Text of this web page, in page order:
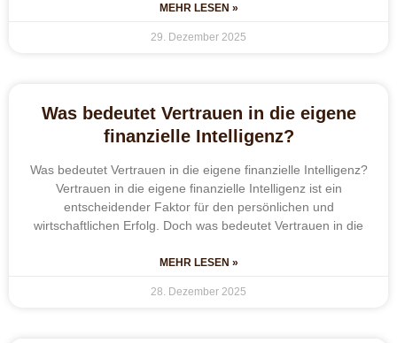
MEHR LESEN »
29. Dezember 2025
Was bedeutet Vertrauen in die eigene
finanzielle Intelligenz?
Was bedeutet Vertrauen in die eigene finanzielle Intelligenz?
Vertrauen in die eigene finanzielle Intelligenz ist ein
entscheidender Faktor für den persönlichen und
wirtschaftlichen Erfolg. Doch was bedeutet Vertrauen in die
MEHR LESEN »
28. Dezember 2025